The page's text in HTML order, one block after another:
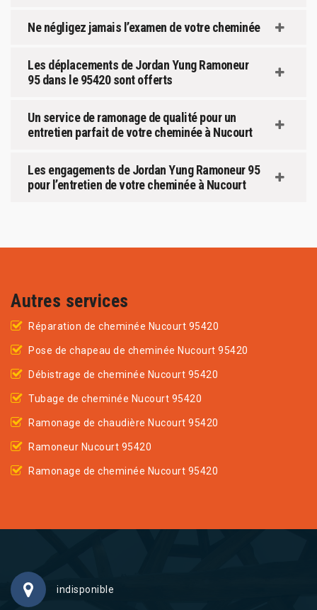
Ne négligez jamais l’examen de votre cheminée
Les déplacements de Jordan Yung Ramoneur
95 dans le 95420 sont offerts
Un service de ramonage de qualité pour un
entretien parfait de votre cheminée à Nucourt
Les engagements de Jordan Yung Ramoneur 95
pour l’entretien de votre cheminée à Nucourt
Autres services
Réparation de cheminée Nucourt 95420
Pose de chapeau de cheminée Nucourt 95420
Débistrage de cheminée Nucourt 95420
Tubage de cheminée Nucourt 95420
Ramonage de chaudière Nucourt 95420
Ramoneur Nucourt 95420
Ramonage de cheminée Nucourt 95420
indisponible